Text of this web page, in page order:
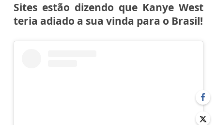
Sites estão dizendo que Kanye West
teria adiado a sua vinda para o Brasil!